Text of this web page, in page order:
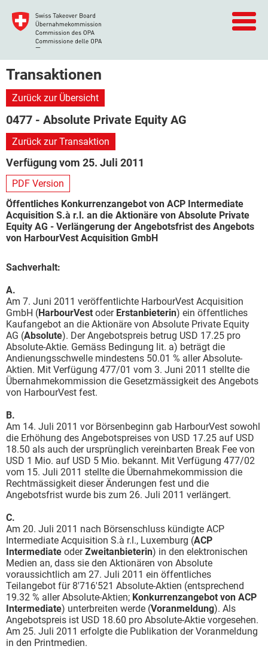
Transaktionen
Zurück zur Übersicht
0477 - Absolute Private Equity AG
Zurück zur Transaktion
Verfügung vom 25. Juli 2011
PDF Version
Öffentliches Konkurrenzangebot von ACP Intermediate
Acquisition S.à r.l. an die Aktionäre von Absolute Private
Equity AG - Verlängerung der Angebotsfrist des Angebots
von HarbourVest Acquisition GmbH
Sachverhalt:
A.
Am 7. Juni 2011 veröffentlichte HarbourVest Acquisition
GmbH (HarbourVest oder Erstanbieterin) ein öffentliches
Kaufangebot an die Aktionäre von Absolute Private Equity
AG (Absolute). Der Angebotspreis betrug USD 17.25 pro
Absolute-Aktie. Gemäss Bedingung lit. a) beträgt die
Andienungsschwelle mindestens 50.01 % aller Absolute-
Aktien. Mit Verfügung 477/01 vom 3. Juni 2011 stellte die
Übernahmekommission die Gesetzmässigkeit des Angebots
von HarbourVest fest.
B.
Am 14. Juli 2011 vor Börsenbeginn gab HarbourVest sowohl
die Erhöhung des Angebotspreises von USD 17.25 auf USD
18.50 als auch der ursprünglich vereinbarten Break Fee von
USD 1 Mio. auf USD 5 Mio. bekannt. Mit Verfügung 477/02
vom 15. Juli 2011 stellte die Übernahmekommission die
Rechtmässigkeit dieser Änderungen fest und die
Angebotsfrist wurde bis zum 26. Juli 2011 verlängert.
C.
Am 20. Juli 2011 nach Börsenschluss kündigte ACP
Intermediate Acquisition S.à r.l., Luxemburg (ACP
Intermediate oderZweitanbieterin) in den elektronischen
Medien an, dass sie den Aktionären von Absolute
voraussichtlich am 27. Juli 2011 ein öffentliches
Teilangebot für 8'716'521 Absolute-Aktien (entsprechend
19.32 % aller Absolute-Aktien; Konkurrenzangebot von ACP
Intermediate) unterbreiten werde (Voranmeldung). Als
Angebotspreis ist USD 18.60 pro Absolute-Aktie vorgesehen.
Am 25. Juli 2011 erfolgte die Publikation der Voranmeldung
in den Printmedien.